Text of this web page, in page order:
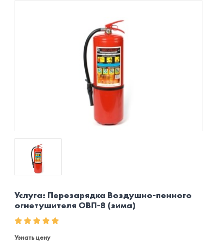
Услуга: Перезарядка Воздушно-пенного
огнетушителя ОВП-8 (зима)
Узнать цену